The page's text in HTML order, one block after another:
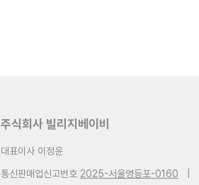
주식회사 빌리지베이비
대표이사 이정윤
통신판매업신고번호 2025-서울영등포-0160